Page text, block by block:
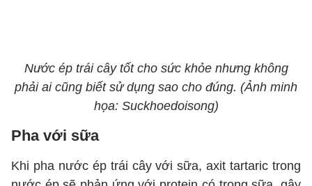
Nước ép trái cây tốt cho sức khỏe nhưng không
phải ai cũng biết sử dụng sao cho đúng. (Ảnh minh
họa: Suckhoedoisong)
Pha với sữa
Khi pha nước ép trái cây với sữa, axit tartaric trong